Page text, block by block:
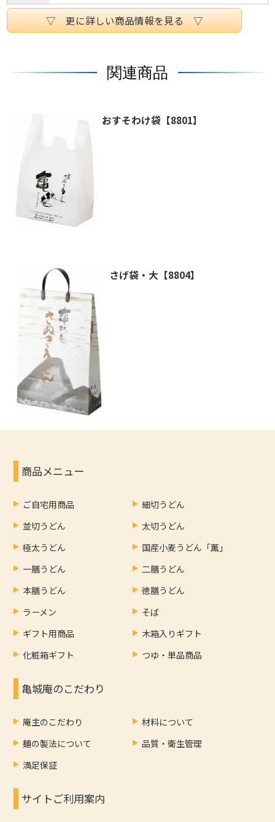
▽ 更に詳しい商品情報を見る ▽
関連商品
おすそわけ袋【8801】
さげ袋・大【8804】
商品メニュー
ご自宅用商品
細切うどん
並切うどん
太切うどん
極太うどん
国産小麦うどん「薫」
一膳うどん
二膳うどん
本膳うどん
徳膳うどん
ラーメン
そば
ギフト用商品
木箱入りギフト
化粧箱ギフト
つゆ・単品商品
亀城庵のこだわり
庵主のこだわり
材料について
麺の製法について
品質・衛生管理
満足保証
サイトご利用案内